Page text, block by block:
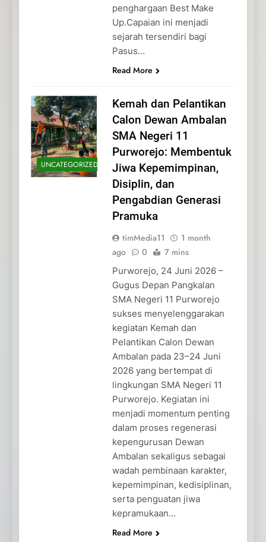
penghargaan Best Make
Up.Capaian ini menjadi
sejarah tersendiri bagi
Pasus…
Read More
UNCATEGORIZED
Kemah dan Pelantikan
Calon Dewan Ambalan
SMA Negeri 11
Purworejo: Membentuk
Jiwa Kepemimpinan,
Disiplin, dan
Pengabdian Generasi
Pramuka
timMedia11
1 month
ago
0 7 mins
Purworejo, 24 Juni 2026 –
Gugus Depan Pangkalan
SMA Negeri 11 Purworejo
sukses menyelenggarakan
kegiatan Kemah dan
Pelantikan Calon Dewan
Ambalan pada 23–24 Juni
2026 yang bertempat di
lingkungan SMA Negeri 11
Purworejo. Kegiatan ini
menjadi momentum penting
dalam proses regenerasi
kepengurusan Dewan
Ambalan sekaligus sebagai
wadah pembinaan karakter,
kepemimpinan, kedisiplinan,
serta penguatan jiwa
kepramukaan…
Read More